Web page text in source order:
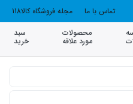
تماس با ما مجله فروشگاه کالا118
محصولات
مورد علاقه
سبد
خرید